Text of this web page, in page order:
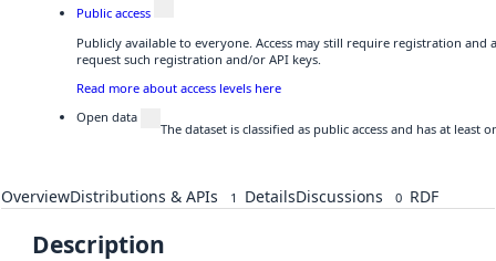
Public access
Publicly available to everyone. Access may still require registration and
request such registration and/or API keys.
Read more about access levels here
Open data
The dataset is classified as public access and has at
OverviewDistributions & APIs 1 DetailsDiscussions 0 RDF
Description